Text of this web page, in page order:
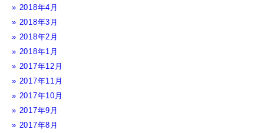
2018年4月
2018年3月
2018年2月
2018年1月
2017年12月
2017年11月
2017年10月
2017年9月
2017年8月